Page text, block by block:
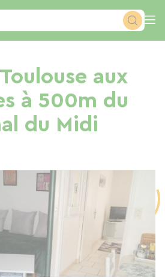
aux
à 500m du
du Midi
cookies